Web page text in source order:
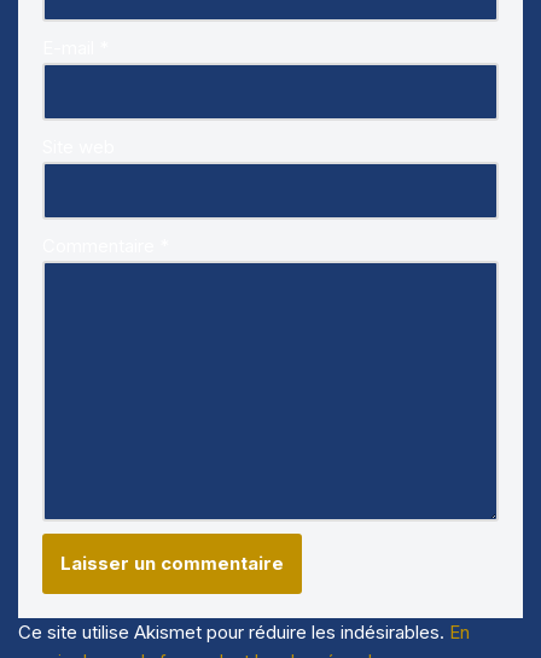
Ce site utilise Akismet pour réduire les indésirables. En